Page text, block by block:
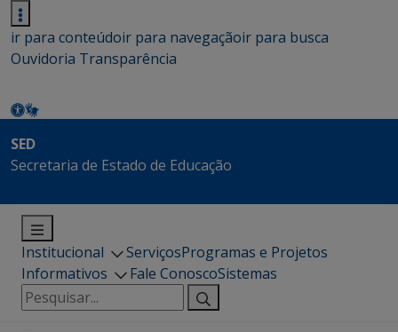
ir para conteúdoir para navegaçãoir para busca
Ouvidoria Transparência
SED
Secretaria de Estado de Educação
Institucional ServiçosProgramas e Projetos
Informativos
Fale ConoscoSistemas
Pesquisar
por: